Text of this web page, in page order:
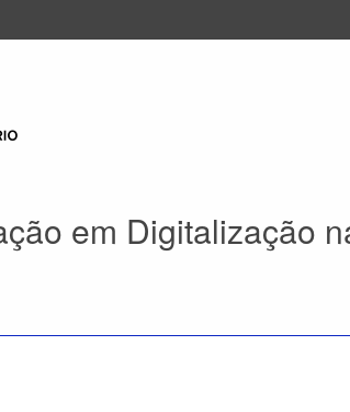
em Digitalização